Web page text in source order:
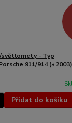
světlomety - Typ
911/914 (» 2003)
Přidat do košíku